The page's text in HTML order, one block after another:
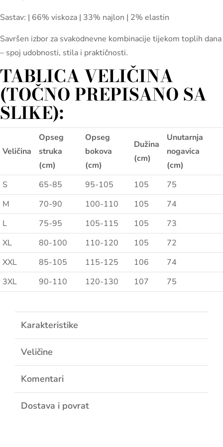
Sastav: | 66% viskoza | 33% najlon | 2% elastin
Savršen izbor za svakodnevne kombinacije tijekom toplih dana
– spoj udobnosti, stila i praktičnosti.
TABLICA VELIČINA
(TOČNO PREPISANO SA
SLIKE):
Veličina
Opseg
struka
(cm)
Opseg
bokova
(cm)
Dužina
(cm)
Unutarnja
nogavica
(cm)
S
65-85 95-105 105
75
M
70-90 100-110 105
74
L
75-95 105-115 105
73
XL
80-100 110-120 105
72
XXL
85-105 115-125 106
74
3XL
90-110 120-130 107 75
Karakteristike
Veličine
Komentari
Dostava i povrat